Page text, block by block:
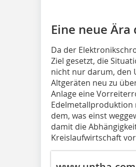
Eine neue
Da der
Ziel gesetzt, die
nicht nur darum, den
Altgeräten neu zu
Anlage eine
Edelmetallproduktion
dem, was einst
damit die
Kreislaufwirtschaft